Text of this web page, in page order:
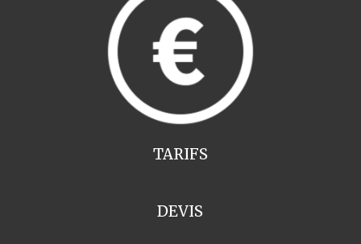
TARIFS
DEVIS